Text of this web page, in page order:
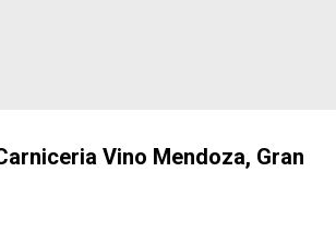
Vino Mendoza, Gran